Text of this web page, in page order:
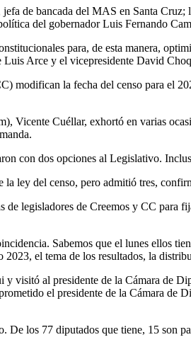
de bancada del MAS en Santa Cruz;
del gobernador Luis Fernando
para, de esta manera,
Arce y el vicepresidente David
modifican la fecha del censo para el
Cuéllar, exhortó en varias
con dos opciones al Legislativo.
la ley del censo, pero admitió tres,
legisladores de Creemos y CC para
Sabemos que el lunes ellos
el tema de los resultados, la
visitó al presidente de la Cámara de
el presidente de la Cámara de
los 77 diputados que tiene, 15 son